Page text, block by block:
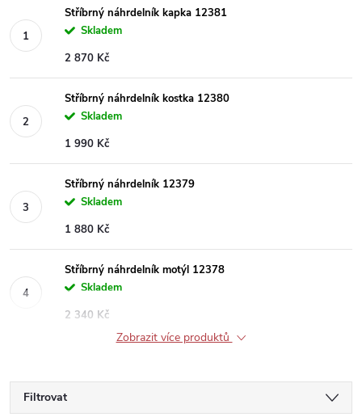
Stříbrný náhrdelník kapka 12381
Skladem
2 870 Kč
Stříbrný náhrdelník kostka 12380
Skladem
1 990 Kč
Stříbrný náhrdelník 12379
Skladem
1 880 Kč
Stříbrný náhrdelník motýl 12378
Skladem
2 340 Kč
Zobrazit více produktů
Filtrovat